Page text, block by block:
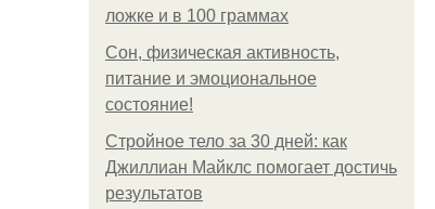
ложке и в 100 граммах
Сон, физическая активность,
питание и эмоциональное
состояние!
Стройное тело за 30 дней: как
Джиллиан Майклс помогает достичь
результатов